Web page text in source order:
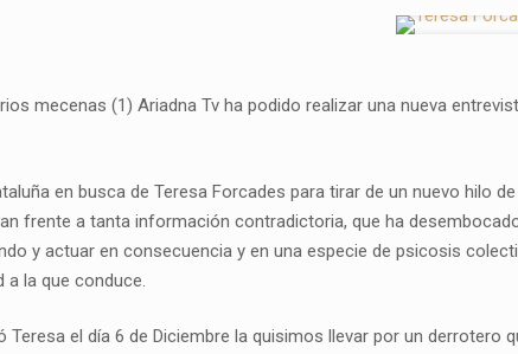
mecenas (1) Ariadna Tv ha podido realizar una nueva
en busca de Teresa Forcades para tirar de un nuevo hilo
frente a tanta información contradictoria, que ha
y actuar en consecuencia y en una especie de psicosis
a la que conduce.
Teresa el día 6 de Diciembre la quisimos llevar por un